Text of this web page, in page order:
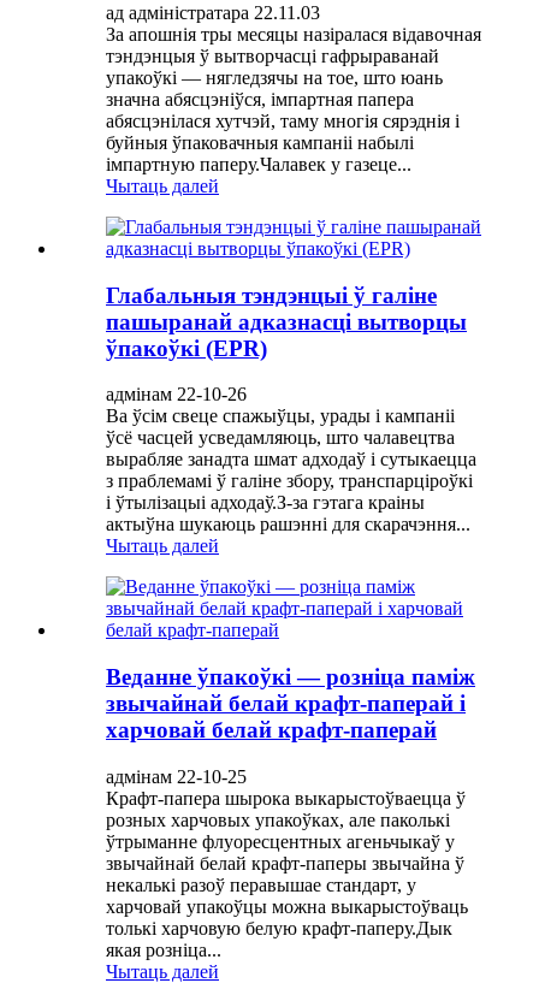
ад адміністратара 22.11.03
За апошнія тры месяцы назіралася відавочная
тэндэнцыя ў вытворчасці гафрыраванай
упакоўкі — нягледзячы на ​​тое, што юань
значна абясцэніўся, імпартная папера
абясцэнілася хутчэй, таму многія сярэднія і
буйныя ўпаковачныя кампаніі набылі
імпартную паперу.Чалавек у газеце...
Чытаць далей
Глабальныя тэндэнцыі ў галіне
пашыранай адказнасці вытворцы
ўпакоўкі (EPR)
адмінам 22-10-26
Ва ўсім свеце спажыўцы, урады і кампаніі
ўсё часцей усведамляюць, што чалавецтва
вырабляе занадта шмат адходаў і сутыкаецца
з праблемамі ў галіне збору, транспарціроўкі
і ўтылізацыі адходаў.З-за гэтага краіны
актыўна шукаюць рашэнні для скарачэння...
Чытаць далей
Веданне ўпакоўкі — розніца паміж
звычайнай белай крафт-паперай і
харчовай белай крафт-паперай
адмінам 22-10-25
Крафт-папера шырока выкарыстоўваецца ў
розных харчовых упакоўках, але паколькі
ўтрыманне флуоресцентных агеньчыкаў у
звычайнай белай крафт-паперы звычайна ў
некалькі разоў перавышае стандарт, у
харчовай упакоўцы можна выкарыстоўваць
толькі харчовую белую крафт-паперу.Дык
якая розніца...
Чытаць далей